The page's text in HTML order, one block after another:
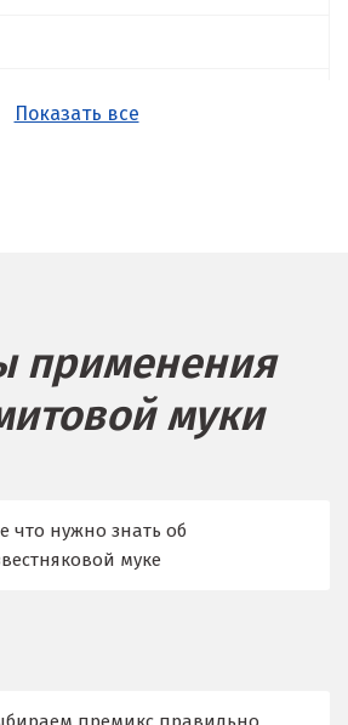
Показать все
применения
муки
что нужно знать об
муке